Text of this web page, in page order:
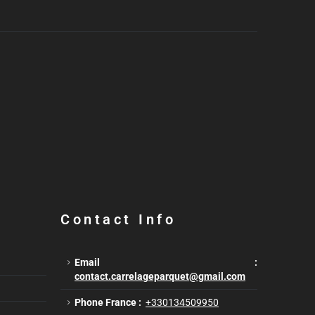
Contact Info
Email :
contact.carrelageparquet@gmail.com
Phone France : +330134509950